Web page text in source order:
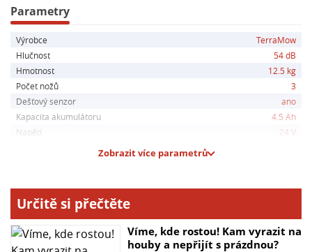
- Bezdrátová robotická sekačka TerraMow S800
- Jednoduché mapování trávníku jedním klepnutím
- Možnost ovládání prostřednictvím aplikace TerraMow
- Inteligentní detekce překážek a automatické zastavení
- Bezpečnostní funkce pro prevenci nehod
- Pravidelné sekání pro udržení trávníku v optimální
kondici
Parametry
Výrobce
TerraMow
Hlučnost
54 dB
Hmotnost
12.5 kg
Počet nožů
3
Dešťový senzor
ano
Kapacita akumulátoru
4.5 Ah
Napětí
24 V
Zobrazit více parametrů
Určitě si přečtěte
Víme, kde rostou! Kam vyrazit na
houby a nepřijít s prázdnou?